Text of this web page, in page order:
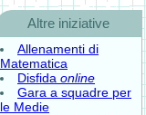
Altre iniziative
Allenamenti di
Matematica
Disfida online
Gara a squadre per
le Medie